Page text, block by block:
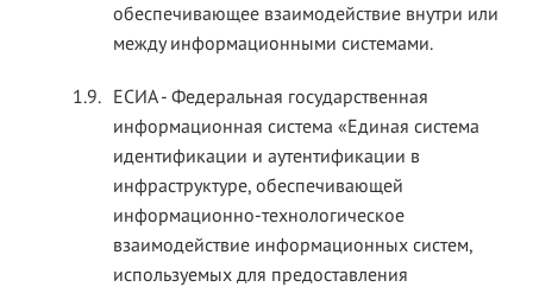
обеспечивающее взаимодействие внутри или
между информационными системами.
1.9. ЕСИА - Федеральная государственная
информационная система «Единая система
идентификации и аутентификации в
инфраструктуре, обеспечивающей
информационно-технологическое
взаимодействие информационных систем,
используемых для предоставления